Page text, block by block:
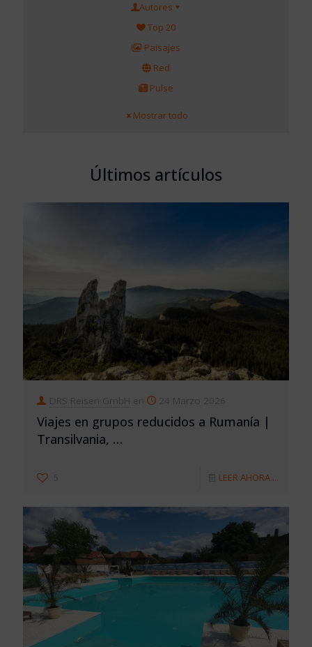
Autores
Top 20
Paisajes
Red
Pulse
Mostrar todo
Últimos artículos
DRS Reisen GmbH en 24 Marzo 2026
Viajes en grupos reducidos a Rumanía |
Transilvania, …
LEER AHORA ...